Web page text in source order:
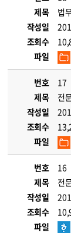
제목
법
작성일
조회수
파일
번호
17
제목
전
작성일
조회수
파일
번호
16
제목
전
작성일
조회수
파일